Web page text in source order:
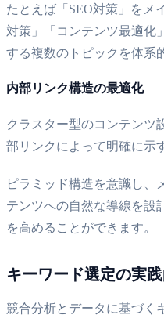
たとえば「SEO対策」をメ
対策」「コンテンツ最適化
する複数のトピックを体系
内部リンク構造の最適化
クラスター型のコンテンツ
部リンクによって明確に示
ピラミッド構造を意識し、
テンツへの自然な導線を設
を高めることができます。
キーワード選定の実
競合分析とデータに基づく